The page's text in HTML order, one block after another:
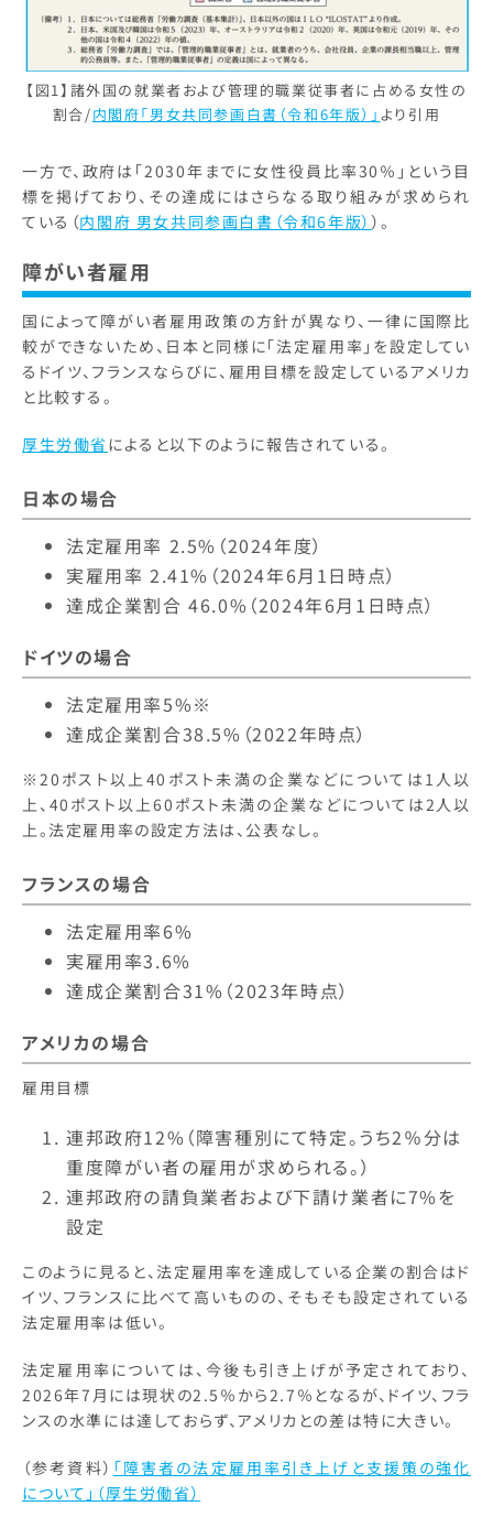
【図1】諸外国の就業者および管理的職業従事者に占める女性の
割合/内閣府「男女共同参画白書（令和6年版）」 より引用
一方で、政府は「2030年までに女性役員比率30％」という目
標を掲げており、その達成にはさらなる取り組みが求められ
ている（内閣府 男女共同参画白書（令和6年版） ）。
障がい者雇用
国によって障がい者雇用政策の方針が異なり、一律に国際比
較ができないため、日本と同様に「法定雇用率」を設定してい
るドイツ、フランスならびに、雇用目標を設定しているアメリカ
と比較する。
厚生労働省によると以下のように報告されている。
日本の場合
法定雇用率 2.5%（2024年度）
実雇用率 2.41%（2024年6月1日時点）
達成企業割合 46.0%（2024年6月1日時点）
ドイツの場合
法定雇用率5%※
達成企業割合38.5%（2022年時点）
※20ポスト以上40ポスト未満の企業などについては1人以
上、40ポスト以上60ポスト未満の企業などについては2人以
上。法定雇用率の設定方法は、公表なし。
フランスの場合
法定雇用率6%
実雇用率3.6%
達成企業割合31%（2023年時点）
アメリカの場合
雇用目標
連邦政府12%（障害種別にて特定。うち2％分は
重度障がい者の雇用が求められる。）
連邦政府の請負業者および下請け業者に7%を
設定
このように見ると、法定雇用率を達成している企業の割合はド
イツ、フランスに比べて高いものの、そもそも設定されている
法定雇用率は低い。
法定雇用率については、今後も引き上げが予定されており、
2026年7月には現状の2.5％から2.7％となるが、ドイツ、フラ
ンスの水準には達しておらず、アメリカとの差は特に大きい。
（参考資料） 「障害者の法定雇用率引き上げと支援策の強化
について」（厚生労働省）